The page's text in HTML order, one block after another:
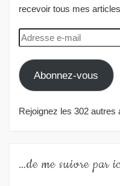
recevoir tous mes
Adresse
e-
mail
Abonnez-vous
Rejoignez les 302 autres
…de me suivre par